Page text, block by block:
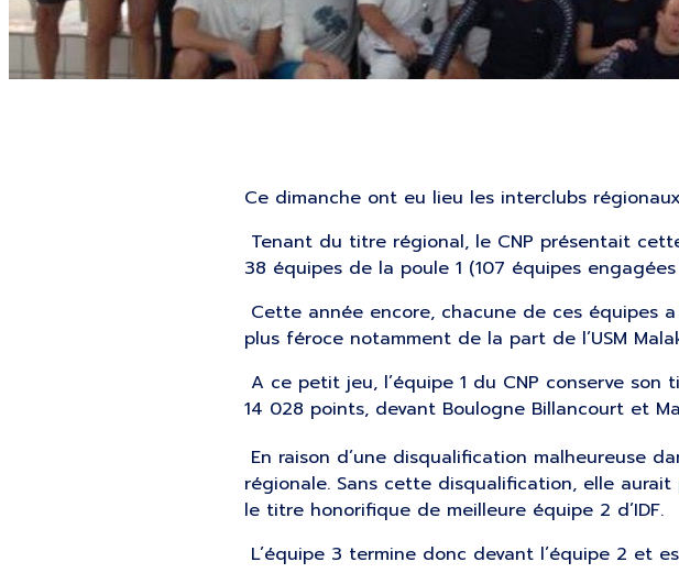
Ce dimanche ont eu lieu les interclubs
Tenant du titre régional, le CNP présentait
38 équipes de la poule 1 (107 équipes
Cette année encore, chacune de ces équipes
plus féroce notamment de la part de l’USM
A ce petit jeu, l’équipe 1 du CNP conserve
14 028 points, devant Boulogne Billancourt et
En raison d’une disqualification malheureuse
régionale. Sans cette disqualification, elle
le titre honorifique de meilleure équipe 2 d’IDF.
L’équipe 3 termine donc devant l’équipe 2 et